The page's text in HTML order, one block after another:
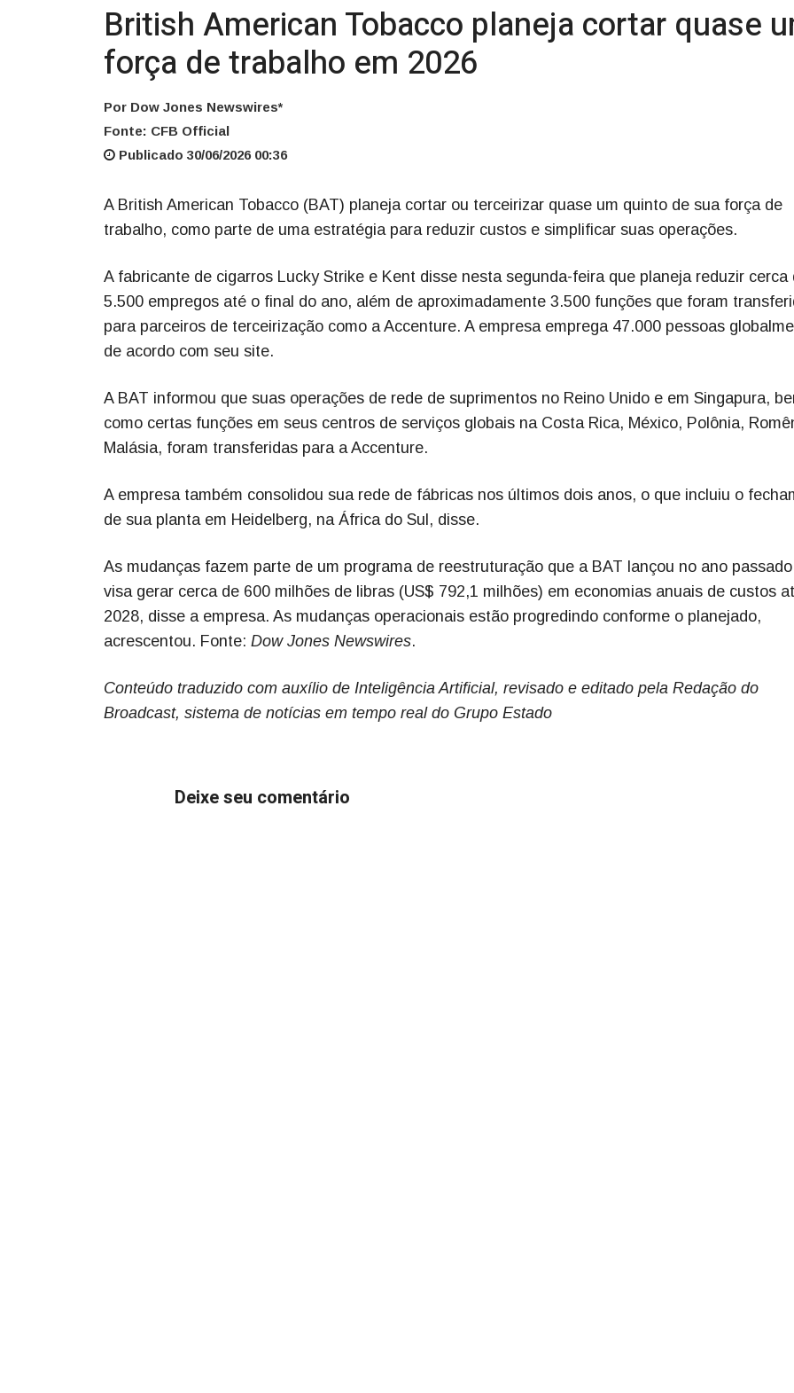
British American Tobacco planeja cortar quase
força de trabalho em 2026
Por Dow Jones Newswires*
Fonte: CFB Official
Publicado 30/06/2026 00:36
A British American Tobacco (BAT) planeja cortar ou terceirizar quase um quinto de sua força de
trabalho, como parte de uma estratégia para reduzir custos e simplificar suas operações.
A fabricante de cigarros Lucky Strike e Kent disse nesta segunda-feira que planeja reduzir cerca
5.500 empregos até o final do ano, além de aproximadamente 3.500 funções que foram
para parceiros de terceirização como a Accenture. A empresa emprega 47.000 pessoas
de acordo com seu site.
A BAT informou que suas operações de rede de suprimentos no Reino Unido e em Singapura,
como certas funções em seus centros de serviços globais na Costa Rica, México, Polônia,
Malásia, foram transferidas para a Accenture.
A empresa também consolidou sua rede de fábricas nos últimos dois anos, o que incluiu o
de sua planta em Heidelberg, na África do Sul, disse.
As mudanças fazem parte de um programa de reestruturação que a BAT lançou no ano
visa gerar cerca de 600 milhões de libras (US$ 792,1 milhões) em economias anuais de custos
2028, disse a empresa. As mudanças operacionais estão progredindo conforme o planejado,
acrescentou. Fonte: Dow Jones Newswires.
Conteúdo traduzido com auxílio de Inteligência Artificial, revisado e editado pela Redação do
Broadcast, sistema de notícias em tempo real do Grupo Estado
Deixe seu comentário